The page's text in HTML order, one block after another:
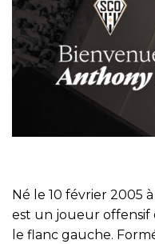
Né le 10 février 2005
est un joueur offensif
le flanc gauche.